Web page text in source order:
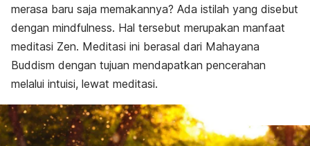
merasa baru saja memakannya? Ada istilah yang disebut
dengan mindfulness. Hal tersebut merupakan manfaat
meditasi Zen. Meditasi ini berasal dari Mahayana
Buddism dengan tujuan mendapatkan pencerahan
melalui intuisi, lewat meditasi.